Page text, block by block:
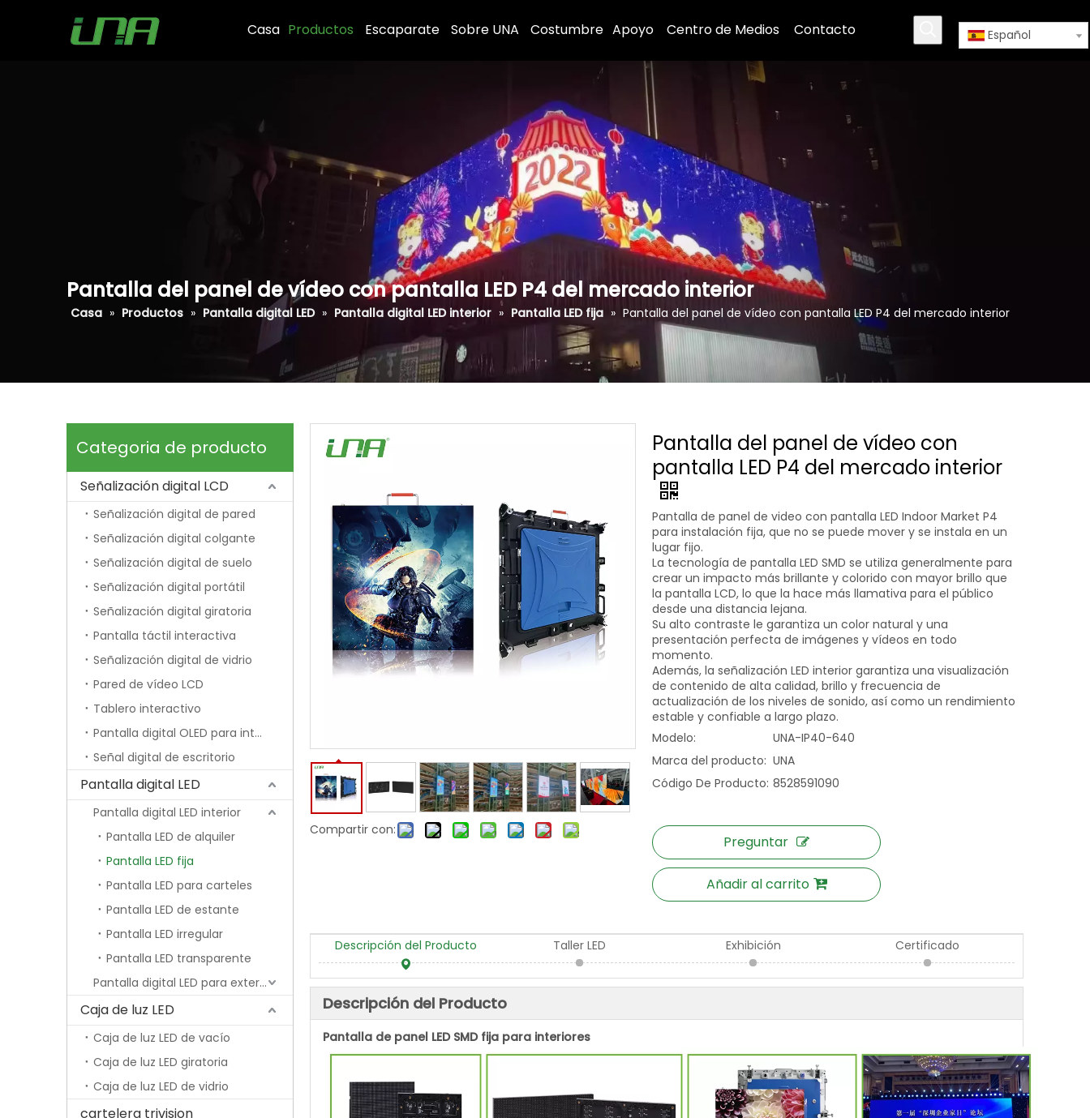
Casa Productos Escaparate Sobre UNA Costumbre Apoyo Centro de Medios Contacto Español
Pantalla del panel de vídeo con pantalla LED P4 del mercado interior
Casa » Productos » Pantalla digital LED » Pantalla digital LED interior » Pantalla LED fija » Pantalla del panel de vídeo con pantalla LED P4 del mercado interior
Categoria de producto
Señalización digital LCD
Señalización digital de pared
Señalización digital colgante
Señalización digital de suelo
Señalización digital portátil
Señalización digital giratoria
Pantalla táctil interactiva
Señalización digital de vidrio
Pared de vídeo LCD
Tablero interactivo
Pantalla digital OLED para interiores
Señal digital de escritorio
Pantalla digital LED
Pantalla digital LED interior
Pantalla LED de alquiler
Pantalla LED fija
Pantalla LED para carteles
Pantalla LED de estante
Pantalla LED irregular
Pantalla LED transparente
Pantalla digital LED para exteriores
Caja de luz LED
Caja de luz LED de vacío
Caja de luz LED giratoria
Caja de luz LED de vidrio
cartelera trivision
Compartir con:
Pantalla del panel de vídeo con
pantalla LED P4 del mercado interior
Pantalla de panel de video con pantalla LED Indoor Market P4
para instalación fija, que no se puede mover y se instala en un
lugar fijo.
La tecnología de pantalla LED SMD se utiliza generalmente para
crear un impacto más brillante y colorido con mayor brillo que
la pantalla LCD, lo que la hace más llamativa para el público
desde una distancia lejana.
Su alto contraste le garantiza un color natural y una
presentación perfecta de imágenes y vídeos en todo
momento.
Además, la señalización LED interior garantiza una visualización
de contenido de alta calidad, brillo y frecuencia de
actualización de los niveles de sonido, así como un rendimiento
estable y confiable a largo plazo.
Modelo:
UNA-IP40-640
Marca del producto: UNA
Código De Producto: 8528591090
Preguntar
Añadir al carrito
Descripción del Producto Taller LED Exhibición Certificado
Descripción del Producto
Pantalla de panel LED SMD fija para interiores